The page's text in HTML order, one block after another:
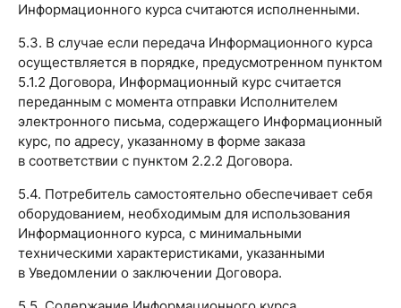
Информационного курса считаются исполненными.
5.3. В случае если передача Информационного курса
осуществляется в порядке, предусмотренном пунктом
5.1.2 Договора, Информационный курс считается
переданным с момента отправки Исполнителем
электронного письма, содержащего Информационный
курс, по адресу, указанному в форме заказа
в соответствии с пунктом 2.2.2 Договора.
5.4. Потребитель самостоятельно обеспечивает себя
оборудованием, необходимым для использования
Информационного курса, с минимальными
техническими характеристиками, указанными
в Уведомлении о заключении Договора.